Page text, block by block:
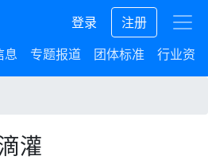
登录
注册
息 专题报道 团体标准 行业资讯
灌